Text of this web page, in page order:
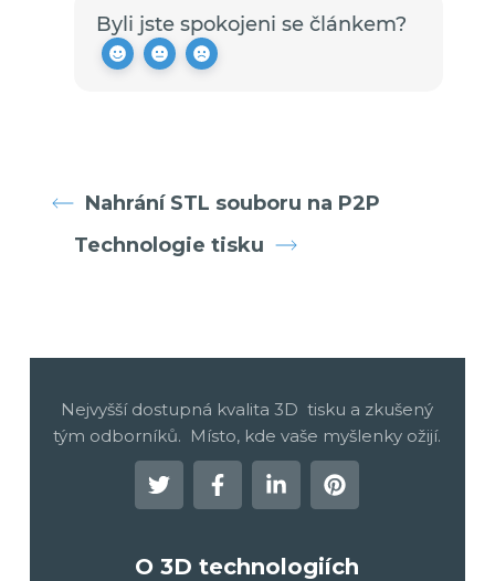
Byli jste spokojeni se článkem?
Nahrání STL souboru na P2P
Technologie tisku
Nejvyšší dostupná kvalita 3D tisku a zkušený
tým odborníků. Místo, kde vaše myšlenky ožijí.
O 3D technologiích